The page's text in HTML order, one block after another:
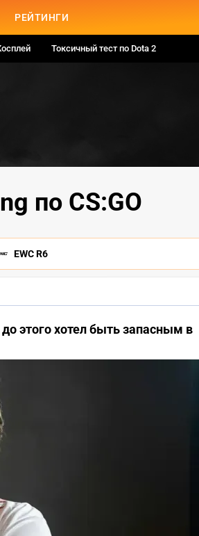
РЕЙТИНГИ
Токсичный тест по Dota 2
по CS:GO
EWC R6
этого хотел быть запасным в